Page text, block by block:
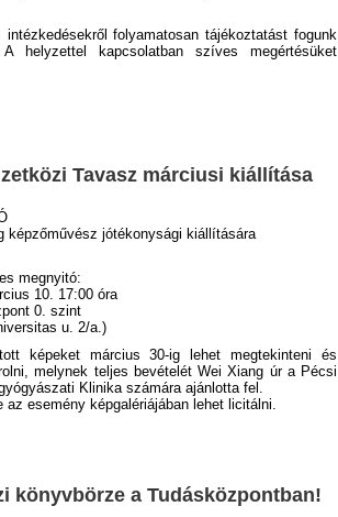
intézkedésekről folyamatosan tájékoztatást fogunk
A helyzettel kapcsolatban szíves megértésüket
Tavasz márciusi kiállítása
képzőművész jótékonysági kiállítására
megnyitó:
10. 17:00 óra
0. szint
u. 2/a.)
képeket március 30-ig lehet megtekinteni és
melynek teljes bevételét Wei Xiang úr a Pécsi
Klinika számára ajánlotta fel.
az esemény képgalériájában lehet licitálni.
könyvbörze a Tudásközpontban!